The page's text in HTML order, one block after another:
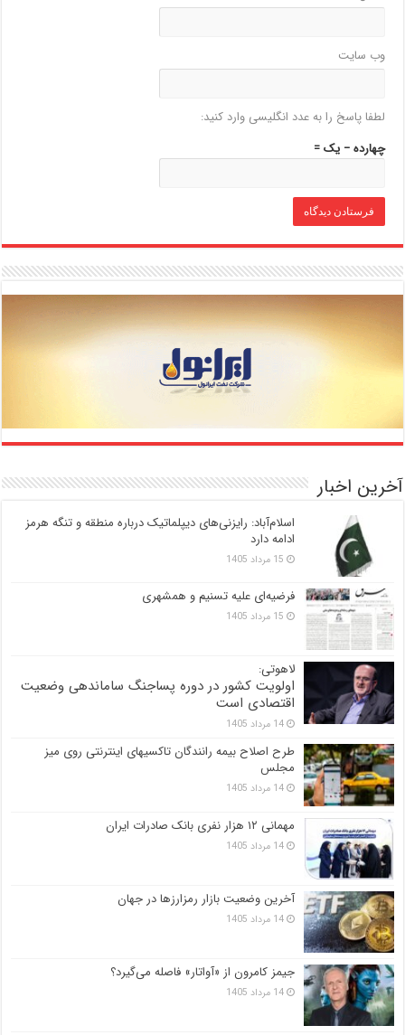
وب‌ سایت
لطفا پاسخ را به عدد انگلیسی وارد کنید:
چهارده − یک =
آخرین اخبار
اسلام‌آباد: رایزنی‌های دیپلماتیک درباره منطقه و تنگه هرمز
ادامه دارد
15 مرداد 1405
فرضیه‌ای علیه تسنیم و همشهری
15 مرداد 1405
لاهوتی:
اولویت کشور در دوره پساجنگ ساماندهی وضعیت
اقتصادی است
14 مرداد 1405
طرح اصلاح بیمه رانندگان تاکسیهای اینترنتی روی میز
مجلس
14 مرداد 1405
مهمانی ۱۲ هزار نفری بانک صادرات ایران
14 مرداد 1405
آخرین وضعیت بازار رمزارزها در جهان
14 مرداد 1405
جیمز کامرون از «آواتار» فاصله می‌گیرد؟
14 مرداد 1405